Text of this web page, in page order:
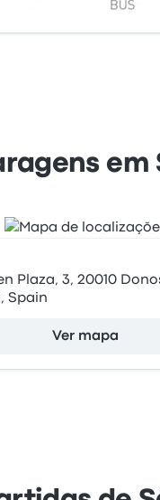
Plaza, 3, 20010
Spain
Ver mapa